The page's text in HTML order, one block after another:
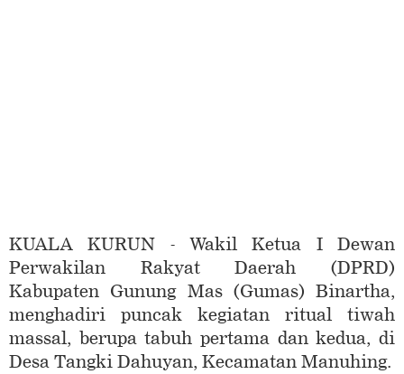
KUALA KURUN - Wakil Ketua I Dewan
Perwakilan Rakyat Daerah (DPRD)
Kabupaten Gunung Mas (Gumas) Binartha,
menghadiri puncak kegiatan ritual tiwah
massal, berupa tabuh pertama dan kedua, di
Desa Tangki Dahuyan, Kecamatan Manuhing.